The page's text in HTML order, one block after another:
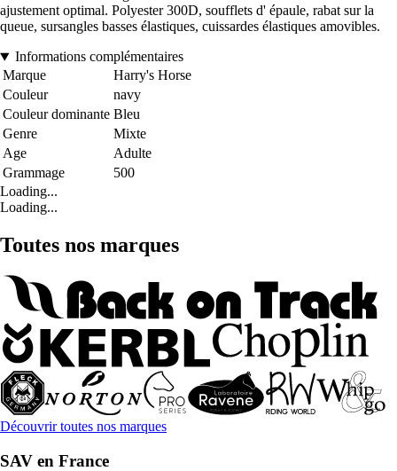
ajustement optimal. Polyester 300D, soufflets d' épaule, rabat sur la
queue, sursangles basses élastiques, cuissardes élastiques amovibles.
Informations complémentaires
Marque
Harry's Horse
Couleur
navy
Couleur dominante Bleu
Genre
Mixte
Age
Adulte
Grammage
500
Loading...
Loading...
Toutes nos marques
Découvrir toutes nos marques
SAV en France